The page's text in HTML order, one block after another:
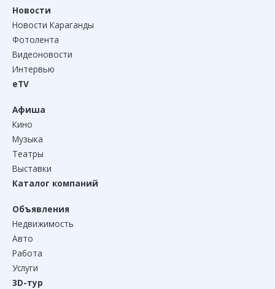
Новости
Новости Караганды
Фотолента
Видеоновости
Интервью
eTV
Афиша
Кино
Музыка
Театры
Выставки
Каталог компаний
Объявления
Недвижимость
Авто
Работа
Услуги
3D-тур